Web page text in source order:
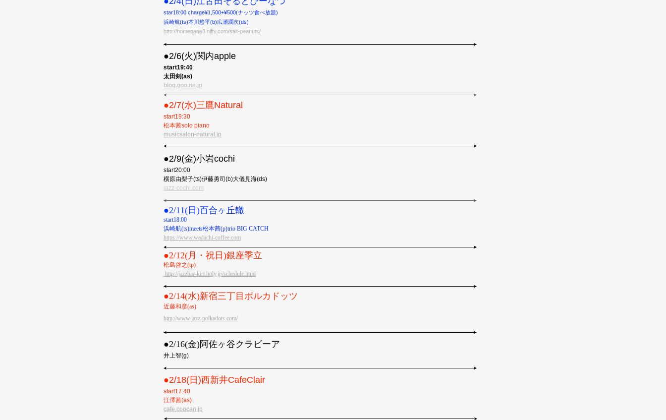
star18:00 charge¥1,500+¥500(ナッツ食べ放題)
浜崎航(ts)本川悠平(b)広瀬潤次(ds)
http://homepage3.nifty.com/salt-peanuts/
●2/6(火)関内apple
start19:40
太田剣(as)
blog.goo.ne.jp
●2/7(水)三鷹Natural
start19:30
松本茜solo piano
musicsalon-natural.jp
●2/9(金)小岩cochi
start20:00
横原由梨子(ts)伊藤勇司(b)大儀見海(ds)
jazz-cochi.com
●︎2/11(日)百合ヶ丘轍
start18:00
浜崎航(ts)meets松本茜(p)trio BIG CATCH
https://www.wadachi-coffee.com
●︎2/12(月・祝日)銀座季立
松島啓之(tp)
http://jazzbar-kiri.holy.jp/schedule.html
●︎2/14(水)新宿三丁目ポルカドッツ
近藤和彦(as)
http://www.jazz-polkadots.com/
●︎2/16(金)阿佐ヶ谷クラビーア
井上智(g)
●︎2/18(日)西新井CafeClair
start17:40
江澤茜(as)
cafe.coocan.jp